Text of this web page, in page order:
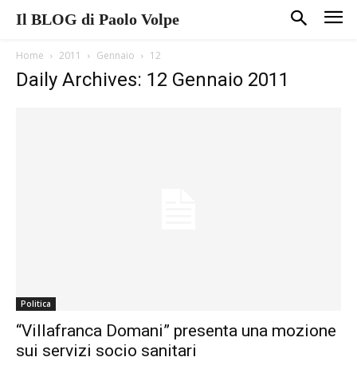
Il BLOG di Paolo Volpe
Home 2011 Gennaio 12
Daily Archives: 12 Gennaio 2011
Politica
“Villafranca Domani” presenta una mozione
sui servizi socio sanitari